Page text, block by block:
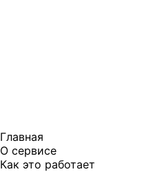
Главная
О сервисе
Как это работает